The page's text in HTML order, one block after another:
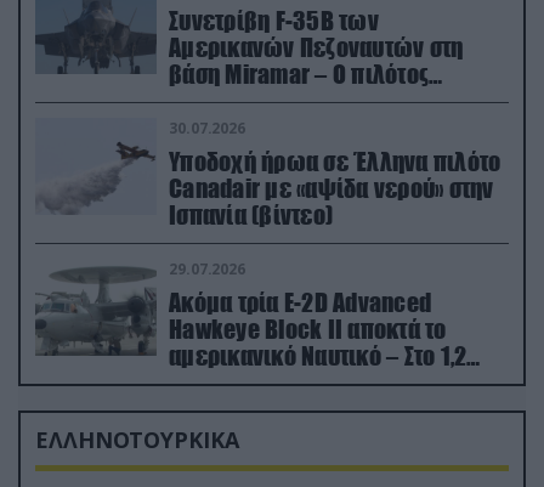
Συνετρίβη F-35B των
Αμερικανών Πεζοναυτών στη
βάση Miramar – Ο πιλότος
εκτινάχθηκε εγκαίρως
30.07.2026
Υποδοχή ήρωα σε Έλληνα πιλότο
Canadair με «αψίδα νερού» στην
Ισπανία (βίντεο)
29.07.2026
Ακόμα τρία E-2D Advanced
Hawkeye Block II αποκτά το
αμερικανικό Ναυτικό – Στο 1,2
δισ.δολάρια το κόστος
ΕΛΛΗΝΟΤΟΥΡΚΙΚΑ